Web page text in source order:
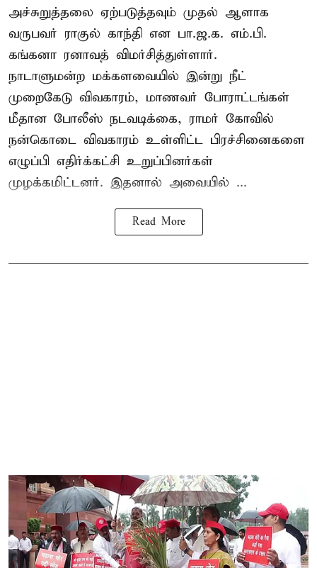
அச்சுறுத்தலை ஏற்படுத்தவும் முதல் ஆளாக
வருபவர் ராகுல் காந்தி என பா.ஜ.க. எம்.பி.
கங்கனா ரனாவத் விமர்சித்துள்ளார்.
நாடாளுமன்ற மக்களவையில் இன்று நீட்
முறைகேடு விவகாரம், மாணவர் போராட்டங்கள்
மீதான போலீஸ் நடவடிக்கை, ராமர் கோவில்
நன்கொடை விவகாரம் உள்ளிட்ட பிரச்சினைகளை
எழுப்பி எதிர்க்கட்சி உறுப்பினர்கள்
முழக்கமிட்டனர். இதனால் அவையில் ...
Read More